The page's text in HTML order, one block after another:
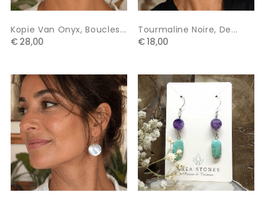
Kopie Van Onyx, Boucles...
€ 28,00
Tourmaline Noire, De...
€ 18,00